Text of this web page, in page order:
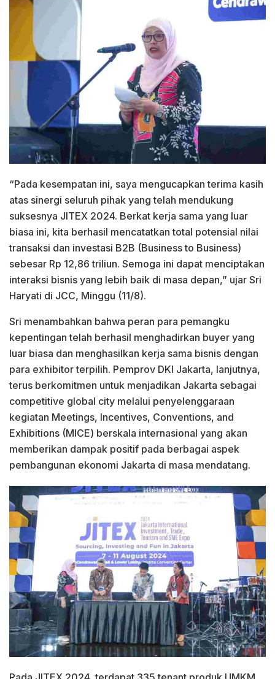
“Pada kesempatan ini, saya mengucapkan terima kasih
atas sinergi seluruh pihak yang telah mendukung
suksesnya JITEX 2024. Berkat kerja sama yang luar
biasa ini, kita berhasil mencatatkan total potensial nilai
transaksi dan investasi B2B (Business to Business)
sebesar Rp 12,86 triliun. Semoga ini dapat menciptakan
interaksi bisnis yang lebih baik di masa depan,” ujar Sri
Haryati di JCC, Minggu (11/8).
Sri menambahkan bahwa peran para pemangku
kepentingan telah berhasil menghadirkan buyer yang
luar biasa dan menghasilkan kerja sama bisnis dengan
para exhibitor terpilih. Pemprov DKI Jakarta, lanjutnya,
terus berkomitmen untuk menjadikan Jakarta sebagai
competitive global city melalui penyelenggaraan
kegiatan Meetings, Incentives, Conventions, and
Exhibitions (MICE) berskala internasional yang akan
memberikan dampak positif pada berbagai aspek
pembangunan ekonomi Jakarta di masa mendatang.